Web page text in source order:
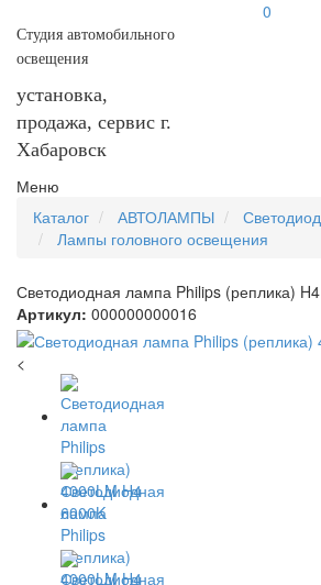
Студия автомобильного
освещения
установка,
продажа, сервис г.
Хабаровск
0
Меню
Каталог
АВТОЛАМПЫ
Лампы головного освещения
Светодиодная лампа Philips (реплика)
Артикул: 000000000016
<